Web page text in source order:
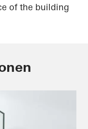
of the building